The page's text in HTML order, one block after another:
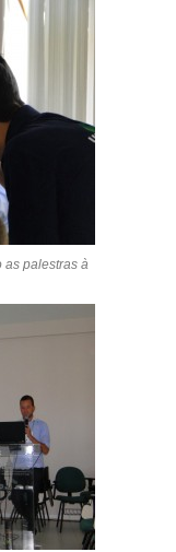
as palestras à